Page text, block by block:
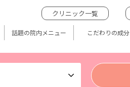
クリニック一覧
話題の院内メニュー こだわりの成分